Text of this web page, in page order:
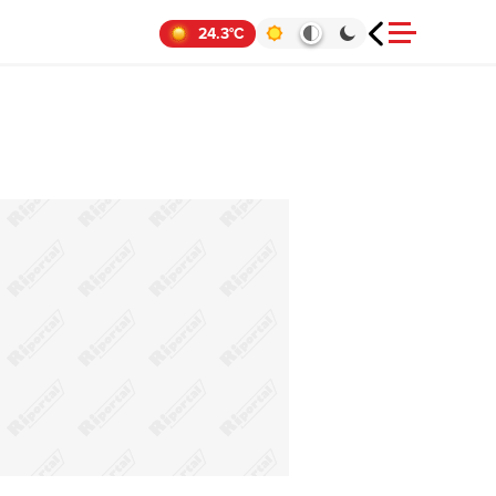
24.3°C